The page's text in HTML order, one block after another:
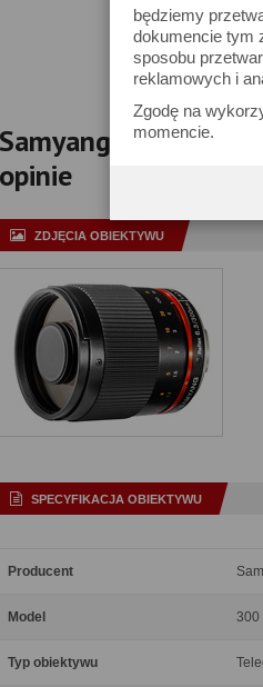
będziemy
dokumencie tym
sposobu
reklamowych i
Zgodę na
momencie.
Pokaż tylko
Samyang 300 mm f/
opinie
ZDJĘCIA OBIEKTYWU
SPECYFIKACJA OBIEKTYWU
Producent
Model 300
Typ obiektywu